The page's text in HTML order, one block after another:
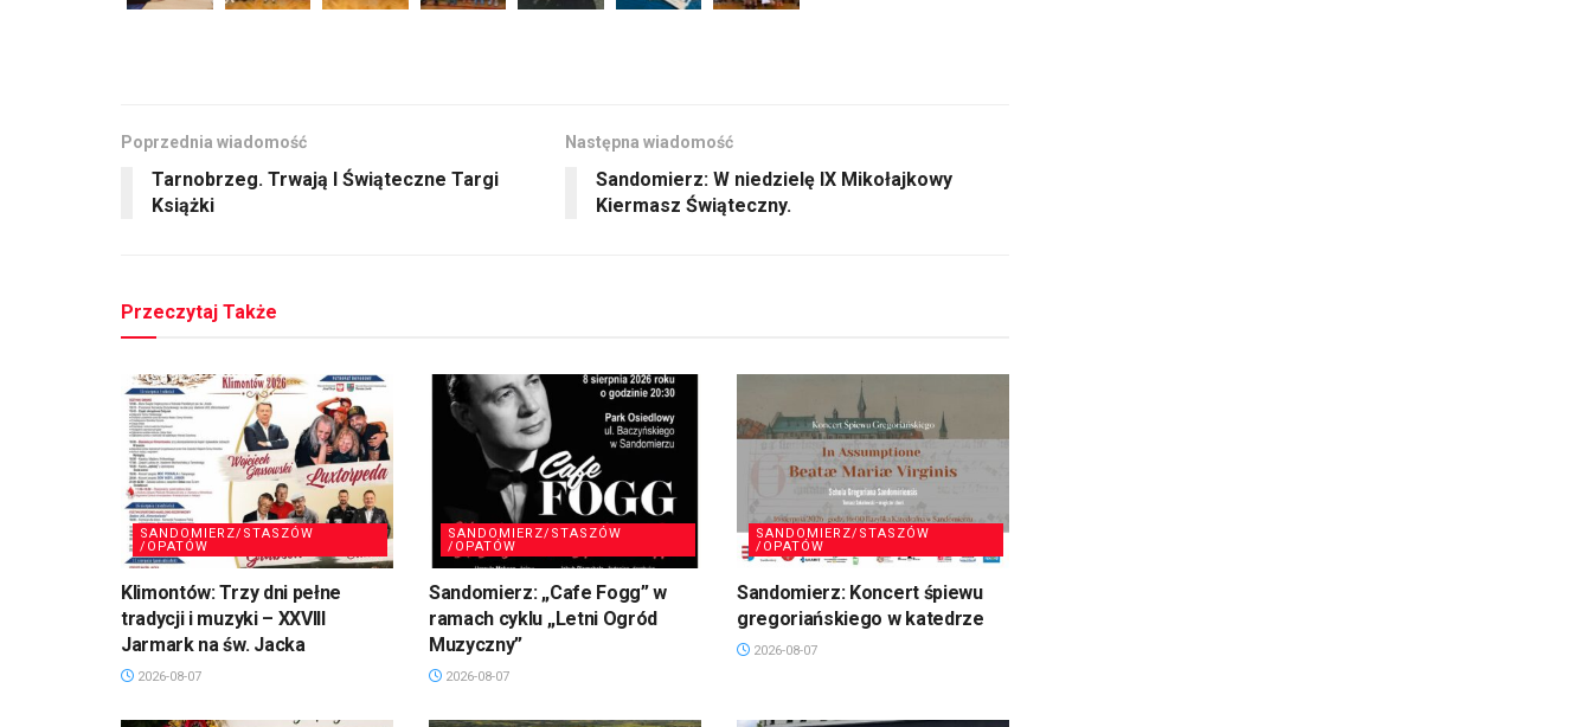
Poprzednia wiadomość
Tarnobrzeg. Trwają I Świąteczne Targi
Książki
Następna wiadomość
Sandomierz: W niedzielę IX Mikołajkowy
Kiermasz Świąteczny.
Przeczytaj Także
SANDOMIERZ/STASZÓW
/OPATÓW
Klimontów: Trzy dni pełne
tradycji i muzyki – XXVIII
Jarmark na św. Jacka
2026-08-07
SANDOMIERZ/STASZÓW
/OPATÓW
Sandomierz: „Cafe Fogg” w
ramach cyklu „Letni Ogród
Muzyczny”
2026-08-07
SANDOMIERZ/STASZÓW
/OPATÓW
Sandomierz: Koncert śpiewu
gregoriańskiego w katedrze
2026-08-07